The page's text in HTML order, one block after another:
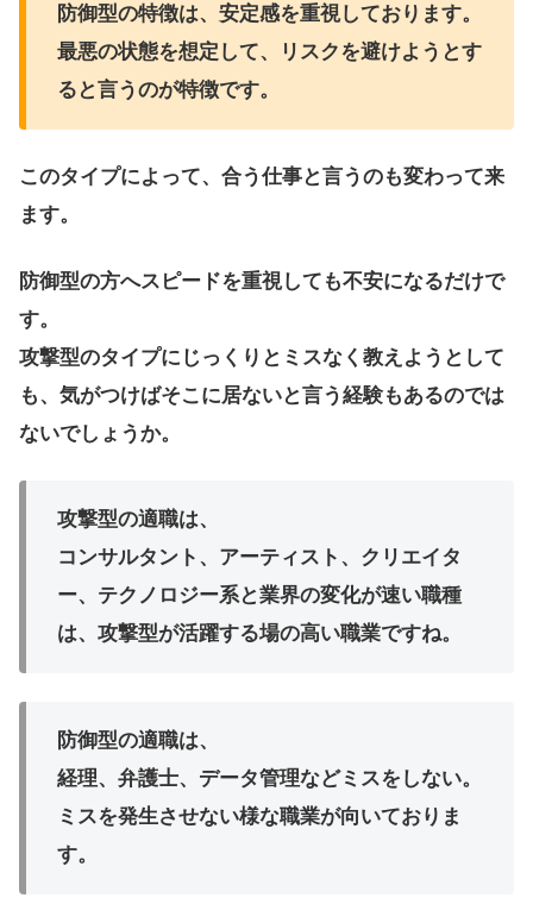
防御型の特徴は、安定感を重視しております。
最悪の状態を想定して、リスクを避けようとす
ると言うのが特徴です。
このタイプによって、合う仕事と言うのも変わって来
ます。
防御型の方へスピードを重視しても不安になるだけで
す。
攻撃型のタイプにじっくりとミスなく教えようとして
も、気がつけばそこに居ないと言う経験もあるのでは
ないでしょうか。
攻撃型の適職は、
コンサルタント、アーティスト、クリエイタ
ー、テクノロジー系と業界の変化が速い職種
は、攻撃型が活躍する場の高い職業ですね。
防御型の適職は、
経理、弁護士、データ管理などミスをしない。
ミスを発生させない様な職業が向いておりま
す。